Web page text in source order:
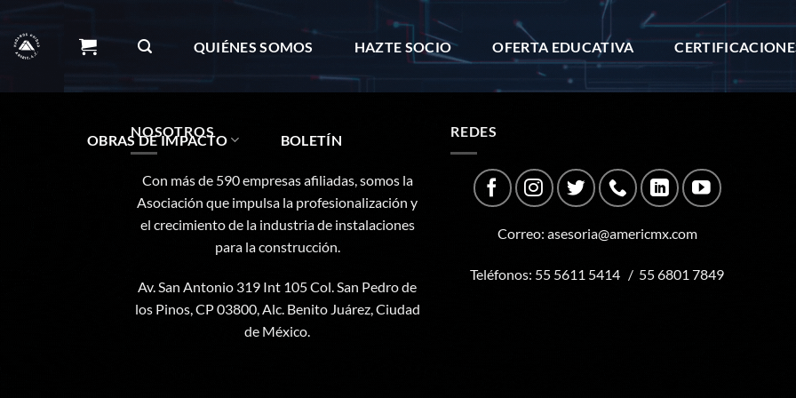
content
QUIÉNES SOMOS HAZTE SOCIO OFERTA EDUCATIVA
OBRAS DE IMPACTO BOLETÍN
NOSOTROS
Con más de 590 empresas afiliadas, somos la
Asociación que impulsa la profesionalización y
el crecimiento de la industria de instalaciones
para la construcción.
Av. San Antonio 319 Int 105 Col. San Pedro de
los Pinos, CP 03800, Alc. Benito Juárez, Ciudad
de México.
REDES
Correo: asesoria@americmx.com
Teléfonos: 55 5611 5414 / 55 6801 7849